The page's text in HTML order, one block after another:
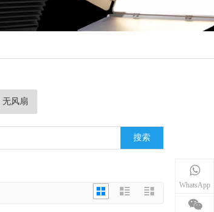
无风扇
搜索
WhatsApp